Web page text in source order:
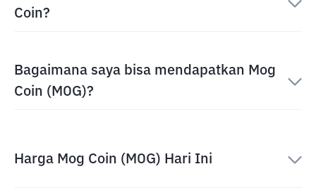
Coin?
Bagaimana saya bisa mendapatkan Mog
Coin (MOG)?
Harga Mog Coin (MOG) Hari Ini